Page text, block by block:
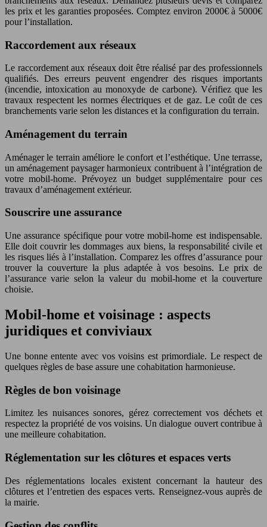
les prix et les garanties proposées. Comptez environ 2000€ à 5000€
pour l’installation.
Raccordement aux réseaux
Le raccordement aux réseaux doit être réalisé par des professionnels
qualifiés. Des erreurs peuvent engendrer des risques importants
(incendie, intoxication au monoxyde de carbone). Vérifiez que les
travaux respectent les normes électriques et de gaz. Le coût de ces
branchements varie selon les distances et la configuration du terrain.
Aménagement du terrain
Aménager le terrain améliore le confort et l’esthétique. Une terrasse,
un aménagement paysager harmonieux contribuent à l’intégration de
votre mobil-home. Prévoyez un budget supplémentaire pour ces
travaux d’aménagement extérieur.
Souscrire une assurance
Une assurance spécifique pour votre mobil-home est indispensable.
Elle doit couvrir les dommages aux biens, la responsabilité civile et
les risques liés à l’installation. Comparez les offres d’assurance pour
trouver la couverture la plus adaptée à vos besoins. Le prix de
l’assurance varie selon la valeur du mobil-home et la couverture
choisie.
Mobil-home et voisinage : aspects
juridiques et conviviaux
Une bonne entente avec vos voisins est primordiale. Le respect de
quelques règles de base assure une cohabitation harmonieuse.
Règles de bon voisinage
Limitez les nuisances sonores, gérez correctement vos déchets et
respectez la propriété de vos voisins. Un dialogue ouvert contribue à
une meilleure cohabitation.
Réglementation sur les clôtures et espaces verts
Des réglementations locales existent concernant la hauteur des
clôtures et l’entretien des espaces verts. Renseignez-vous auprès de
la mairie.